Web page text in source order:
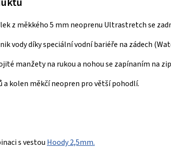
z měkkého 5 mm neoprenu Ultrastretch se
vody díky speciální vodní bariéře na zádech
manžety na rukou a nohou se zapínaním na
a kolen měkčí neopren pro větší pohodlí.
s vestou Hoody 2,5mm.